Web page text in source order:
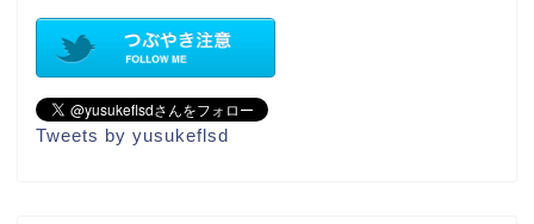
Tweets by yusukeflsd